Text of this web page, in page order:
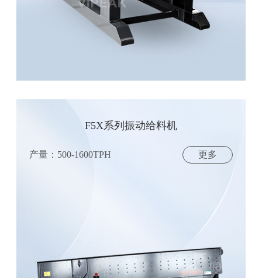
F5X系列振动给料机
产量：500-1600TPH 更多